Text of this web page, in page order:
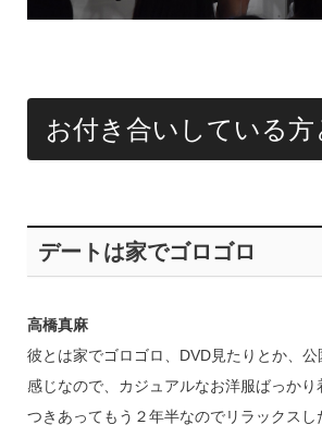
お付き合いしている方
デートは家でゴロゴロ
高橋真麻
彼とは家でゴロゴロ、DVD見たりとか、
感じなので、カジュアルなお洋服ばっかり
つきあってもう２年半なのでリラックスし